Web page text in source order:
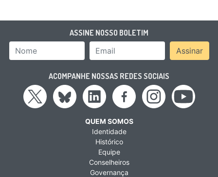
ASSINE NOSSO BOLETIM
Email AddressAssinar
ACOMPANHE NOSSAS REDES SOCIAIS
QUEM SOMOS
Identidade
Histórico
Equipe
Conselheiros
Governança